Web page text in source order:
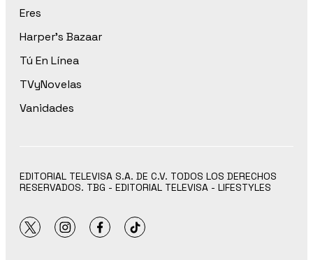
Eres
Harper’s Bazaar
Tú En Línea
TVyNovelas
Vanidades
EDITORIAL TELEVISA S.A. DE C.V. TODOS LOS DERECHOS
RESERVADOS. TBG - EDITORIAL TELEVISA - LIFESTYLES
twitterinstagram
facebooktiktok